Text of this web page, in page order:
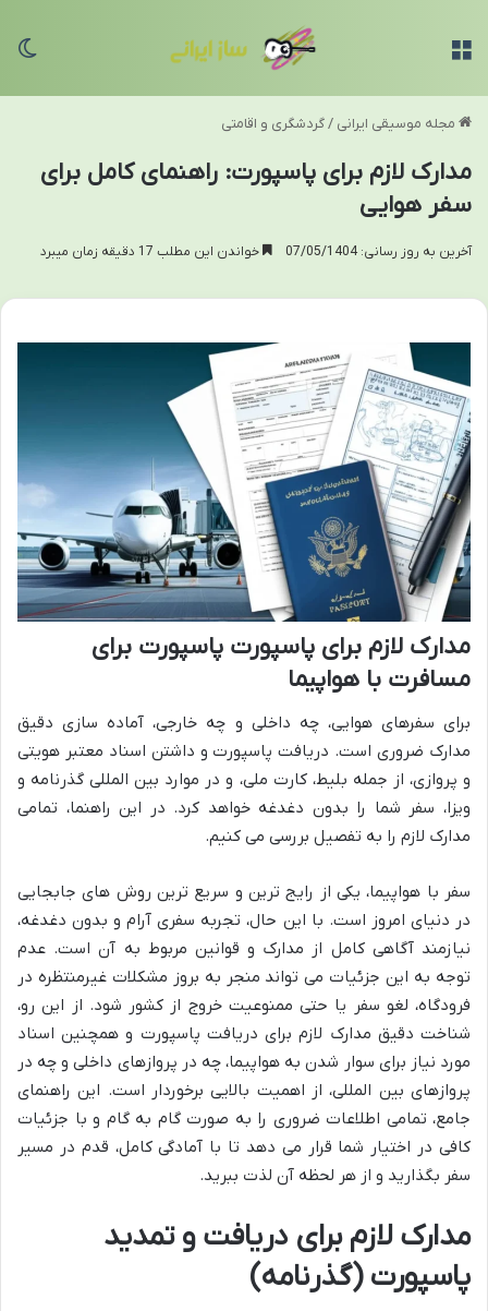
مجله موسیقی ایرانی /گردشگری و اقامتی
مدارک لازم برای پاسپورت: راهنمای کامل برای
سفر هوایی
آخرین به روز رسانی: 07/05/1404 خواندن این مطلب 17 دقیقه زمان میبرد
مدارک لازم برای پاسپورت پاسپورت برای
مسافرت با هواپیما
برای سفرهای هوایی، چه داخلی و چه خارجی، آماده سازی دقیق
مدارک ضروری است. دریافت پاسپورت و داشتن اسناد معتبر هویتی
و پروازی، از جمله بلیط، کارت ملی، و در موارد بین المللی گذرنامه و
ویزا، سفر شما را بدون دغدغه خواهد کرد. در این راهنما، تمامی
مدارک لازم را به تفصیل بررسی می کنیم.
سفر با هواپیما، یکی از رایج ترین و سریع ترین روش های جابجایی
در دنیای امروز است. با این حال، تجربه سفری آرام و بدون دغدغه،
نیازمند آگاهی کامل از مدارک و قوانین مربوط به آن است. عدم
توجه به این جزئیات می تواند منجر به بروز مشکلات غیرمنتظره در
فرودگاه، لغو سفر یا حتی ممنوعیت خروج از کشور شود. از این رو،
شناخت دقیق مدارک لازم برای دریافت پاسپورت و همچنین اسناد
مورد نیاز برای سوار شدن به هواپیما، چه در پروازهای داخلی و چه در
پروازهای بین المللی، از اهمیت بالایی برخوردار است. این راهنمای
جامع، تمامی اطلاعات ضروری را به صورت گام به گام و با جزئیات
کافی در اختیار شما قرار می دهد تا با آمادگی کامل، قدم در مسیر
سفر بگذارید و از هر لحظه آن لذت ببرید.
مدارک لازم برای دریافت و تمدید
پاسپورت (گذرنامه)